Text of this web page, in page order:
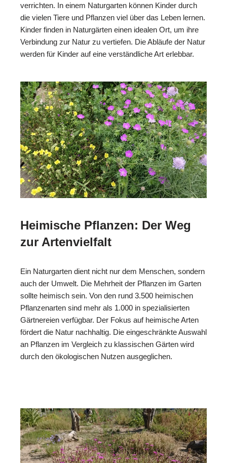
verrichten. In einem Naturgarten können Kinder durch
die vielen Tiere und Pflanzen viel über das Leben lernen.
Kinder finden in Naturgärten einen idealen Ort, um ihre
Verbindung zur Natur zu vertiefen. Die Abläufe der Natur
werden für Kinder auf eine verständliche Art erlebbar.
Heimische Pflanzen: Der Weg
zur Artenvielfalt
Ein Naturgarten dient nicht nur dem Menschen, sondern
auch der Umwelt. Die Mehrheit der Pflanzen im Garten
sollte heimisch sein. Von den rund 3.500 heimischen
Pflanzenarten sind mehr als 1.000 in spezialisierten
Gärtnereien verfügbar. Der Fokus auf heimische Arten
fördert die Natur nachhaltig. Die eingeschränkte Auswahl
an Pflanzen im Vergleich zu klassischen Gärten wird
durch den ökologischen Nutzen ausgeglichen.